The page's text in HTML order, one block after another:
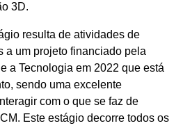
3D.
resulta de atividades de
a um projeto financiado pela
a Tecnologia em 2022 que está
sendo uma excelente
com o que se faz de
Este estágio decorre todos os